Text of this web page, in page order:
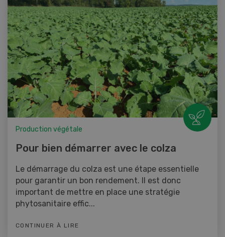
Production végétale
Pour bien démarrer avec le colza
Le démarrage du colza est une étape essentielle
pour garantir un bon rendement. Il est donc
important de mettre en place une stratégie
phytosanitaire effic...
CONTINUER À LIRE